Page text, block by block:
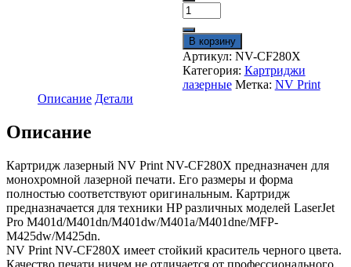
Количество
товара
Картридж
NVP
совместимый
NV-
CF280X
В корзину
Артикул: NV-CF280X
Категория: Картриджи
лазерные Метка: NV Print
Описание Детали
Описание
Картридж лазерный NV Print NV-CF280X предназначен для
монохромной лазерной печати. Его размеры и форма
полностью соответствуют оригинальным. Картридж
предназначается для техники HP различных моделей LaserJet
Pro M401d/M401dn/M401dw/M401a/M401dne/MFP-
M425dw/M425dn.
NV Print NV-CF280X имеет стойкий краситель черного цвета.
Качество печати ничем не отличается от профессионального.